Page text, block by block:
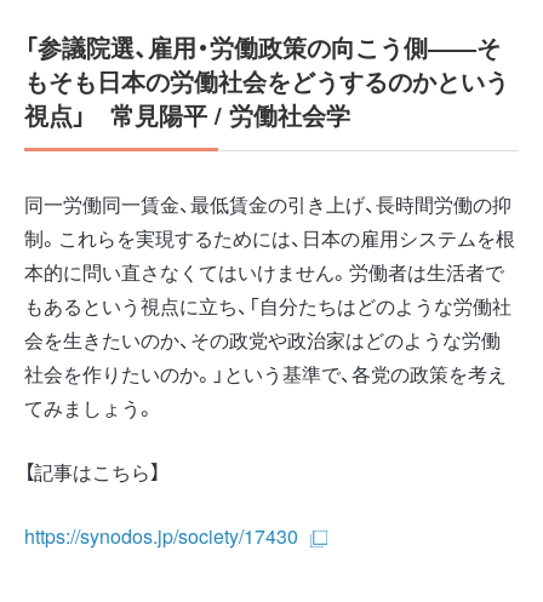
「参議院選、雇用・労働政策の向こう側――そ
もそも日本の労働社会をどうするのかという
視点」 常見陽平 / 労働社会学
同一労働同一賃金、最低賃金の引き上げ、長時間労働の抑
制。これらを実現するためには、日本の雇用システムを根
本的に問い直さなくてはいけません。労働者は生活者で
もあるという視点に立ち、「自分たちはどのような労働社
会を生きたいのか、その政党や政治家はどのような労働
社会を作りたいのか。」という基準で、各党の政策を考え
てみましょう。
【記事はこちら】
https://synodos.jp/society/17430